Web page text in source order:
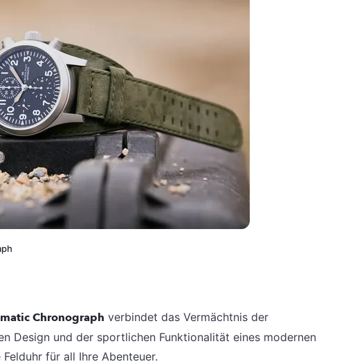
Chronograph verbindet das Vermächtnis der
Design und der sportlichen Funktionalität eines modernen
für all Ihre Abenteuer.